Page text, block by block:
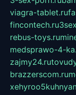
viagra-tablet.ru
fincontech.ru
rebus-toys.ru
medsprawo-4-
zajmy24.ru
brazzerscom.ru